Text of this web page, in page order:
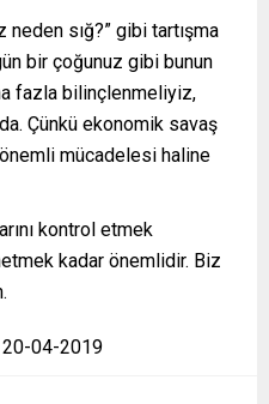
neden sığ?” gibi tartışma
bir çoğunuz gibi bunun
fazla bilinçlenmeliyiz,
Çünkü ekonomik savaş
mücadelesi haline
kontrol etmek
kadar önemlidir. Biz
20-04-2019